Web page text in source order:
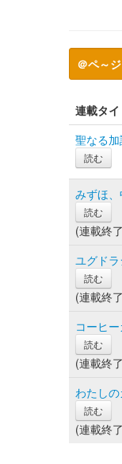
＠ペ～
連載タ
聖なる
読む
みずほ
読む
(連載終
ユグド
読む
(連載終
コーヒ
読む
(連載終
わたし
読む
(連載終